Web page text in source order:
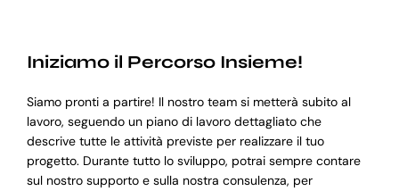
Iniziamo il Percorso Insieme!
Siamo pronti a partire! Il nostro team si metterà subito al
lavoro, seguendo un piano di lavoro dettagliato che
descrive tutte le attività previste per realizzare il tuo
progetto. Durante tutto lo sviluppo, potrai sempre contare
sul nostro supporto e sulla nostra consulenza, per